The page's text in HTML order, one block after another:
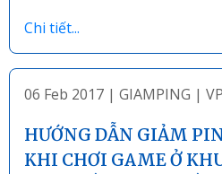
Chi tiết...
06 Feb 2017 | GIAMPING |
HƯỚNG DẪN GIẢM
KHI CHƠI GAME Ở